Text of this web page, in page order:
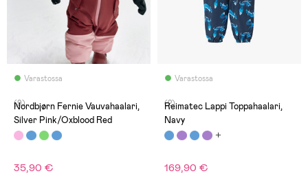
Varastossa
(9)
Nordbjørn Fernie Vauvahaalari,
Silver Pink/Oxblood Red
35,90 €
Varastossa
(2)
Reimatec Lappi Toppahaalari,
Navy
169,90 €